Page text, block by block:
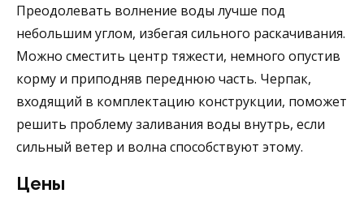
Преодолевать волнение воды лучше под
небольшим углом, избегая сильного раскачивания.
Можно сместить центр тяжести, немного опустив
корму и приподняв переднюю часть. Черпак,
входящий в комплектацию конструкции, поможет
решить проблему заливания воды внутрь, если
сильный ветер и волна способствуют этому.
Цены